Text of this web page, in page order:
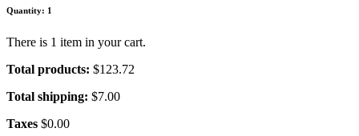
Quantity: 1
There is 1 item in your cart.
Total products: $123.72
Total shipping: $7.00
Taxes $0.00